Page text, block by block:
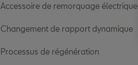
Accessoire de remorquage électrique
Changement de rapport dynamique
Processus de régénération